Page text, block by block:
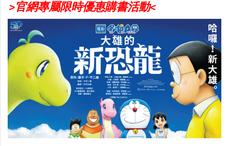
>官網專屬限時優惠購書活動<